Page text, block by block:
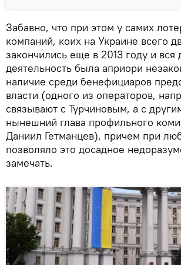
Забавно, что при этом у самих
компаний, коих на Украине всего
закончились еще в 2013 году и вся
деятельность была априори
наличие среди бенефициаров
власти (одного из операторов,
связывают с Турчиновым, а с
нынешний глава профильного
Даниил Гетманцев), причем при
позволяло это досадное
замечать.